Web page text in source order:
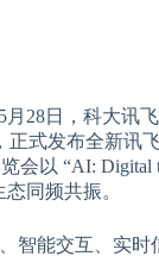
28日，科大讯
式发布全新讯
以 “AI: Digital
同频共振。
智能交互、实时